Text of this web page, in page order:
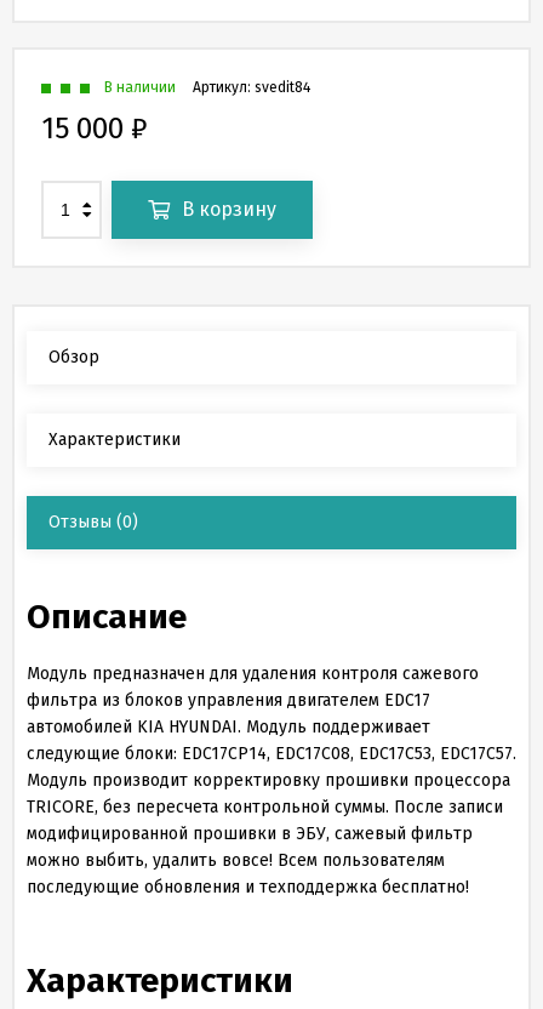
Артикул: svedit84
В наличии
15 000 ₽
В корзину
Обзор
Характеристики
Отзывы (0)
Описание
Модуль предназначен для удаления контроля сажевого
фильтра из блоков управления двигателем EDC17
автомобилей KIA HYUNDAI. Модуль поддерживает
следующие блоки: EDC17CP14, EDC17C08, EDC17C53, EDC17C57.
Модуль производит корректировку прошивки процессора
TRICORE, без пересчета контрольной суммы. После записи
модифицированной прошивки в ЭБУ, сажевый фильтр
можно выбить, удалить вовсе! Всем пользователям
последующие обновления и техподдержка бесплатно!
Характеристики